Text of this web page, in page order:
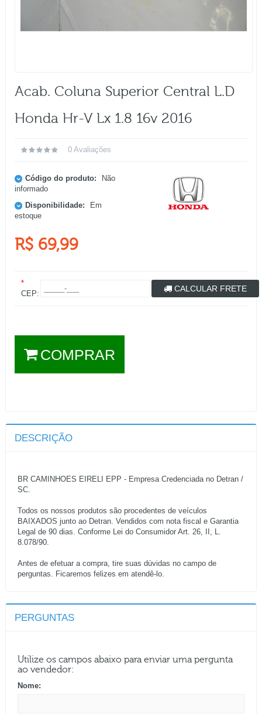
Acab. Coluna Superior Central L.d
Honda Hr-V Lx 1.8 16v 2016
0 Avaliações
Código do produto:
Não
informado
Disponibilidade:
Em
estoque
R$ 69,99
*
CEP:
CALCULAR FRETE
COMPRAR
DESCRIÇÃO
BR CAMINHOES EIRELI EPP - Empresa Credenciada no Detran /
SC.
Todos os nossos produtos são procedentes de veículos
BAIXADOS junto ao Detran. Vendidos com nota fiscal e Garantia
Legal de 90 dias. Conforme Lei do Consumidor Art. 26, II, L.
8.078/90.
Antes de efetuar a compra, tire suas dúvidas no campo de
perguntas. Ficaremos felizes em atendê-lo.
PERGUNTAS
Utilize os campos abaixo para enviar uma pergunta
ao vendedor:
Nome: